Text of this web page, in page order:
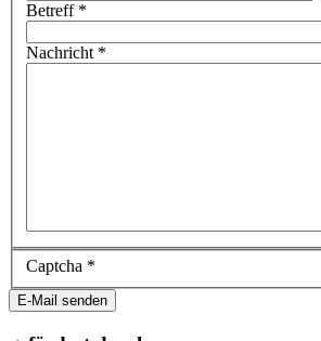
Betreff*
Nachricht *
Captcha *
E-Mail senden